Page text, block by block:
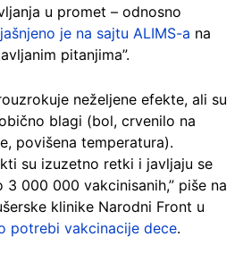
u promet – odnosno
je na sajtu ALIMS-a na
pitanjima”.
neželjene efekte, ali su
blagi (bol, crvenilo na
povišena temperatura).
su izuzetno retki i javljaju se
000 000 vakcinisanih,” piše na
klinike Narodni Front u
potrebi vakcinacije dece.